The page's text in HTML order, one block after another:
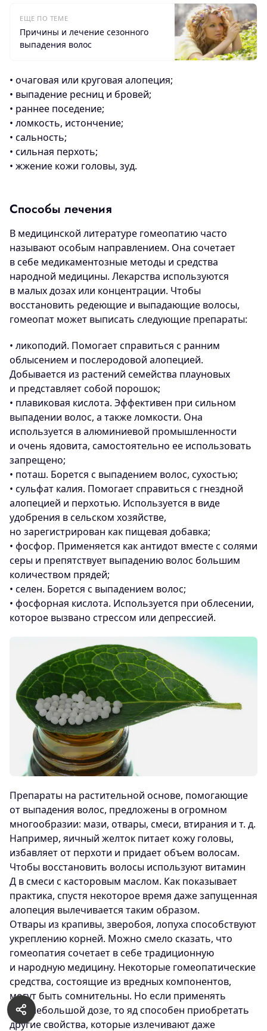
ЕЩЕ ПО ТЕМЕ
Причины и лечение сезонного
выпадения волос
• очаговая или круговая алопеция;
• выпадение ресниц и бровей;
• раннее поседение;
• ломкость, истончение;
• сальность;
• сильная перхоть;
• жжение кожи головы, зуд.
Способы лечения
В медицинской литературе гомеопатию часто
называют особым направлением. Она сочетает
в себе медикаментозные методы и средства
народной медицины. Лекарства используются
в малых дозах или концентрации. Чтобы
восстановить редеющие и выпадающие волосы,
гомеопат может выписать следующие препараты:
• ликоподий. Помогает справиться с ранним
облысением и послеродовой алопецией.
Добывается из растений семейства плауновых
и представляет собой порошок;
• плавиковая кислота. Эффективен при сильном
выпадении волос, а также ломкости. Она
используется в алюминиевой промышленности
и очень ядовита, самостоятельно ее использовать
запрещено;
• поташ. Борется с выпадением волос, сухостью;
• сульфат калия. Помогает справиться с гнездной
алопецией и перхотью. Используется в виде
удобрения в сельском хозяйстве,
но зарегистрирован как пищевая добавка;
• фосфор. Применяется как антидот вместе с солями
серы и препятствует выпадению волос большим
количеством прядей;
• селен. Борется с выпадением волос;
• фосфорная кислота. Используется при облесении,
которое вызвано стрессом или депрессией.
Препараты на растительной основе, помогающие
от выпадения волос, предложены в огромном
многообразии: мази, отвары, смеси, втирания и т. д.
Например, яичный желток питает кожу головы,
избавляет от перхоти и придает объем волосам.
Чтобы восстановить волосы используют витамин
Д в смеси с касторовым маслом. Как показывает
практика, спустя некоторое время даже запущенная
алопеция вылечивается таким образом.
Отвары из крапивы, зверобоя, лопуха способствуют
укреплению корней. Можно смело сказать, что
гомеопатия сочетает в себе традиционную
и народную медицину. Некоторые гомеопатические
средства, состоящие из вредных компонентов,
могут быть сомнительны. Но если применять
их в небольшой дозе, то яд способен приобретать
другие свойства, которые излечивают даже